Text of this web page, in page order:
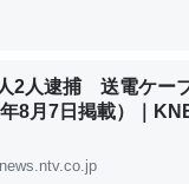
考えるとカルシウム
【研究発表】昆虫学の大
2人逮捕 送電ケー
8月7日掲載）｜
news.ntv.co.jp